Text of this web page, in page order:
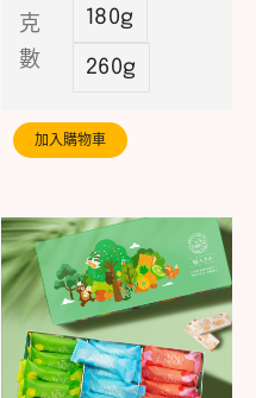
克
數
180g
260g
加入購物車